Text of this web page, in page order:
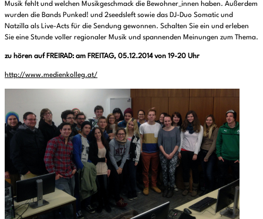
Musik fehlt und welchen Musikgeschmack die Bewohner_innen haben. Außerdem
wurden die Bands Punked! und 2seedsleft sowie das DJ-Duo Somatic und
Natzilla als Live-Acts für die Sendung gewonnen. Schalten Sie ein und erleben
Sie eine Stunde voller regionaler Musik und spannenden Meinungen zum Thema.
zu hören auf FREIRAD: am FREITAG, 05.12.2014 von 19-20 Uhr
http://www.medienkolleg.at/